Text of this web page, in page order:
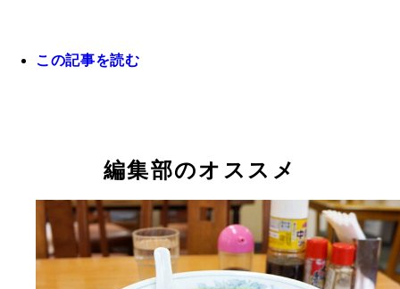
この記事を読む
編集部のオススメ